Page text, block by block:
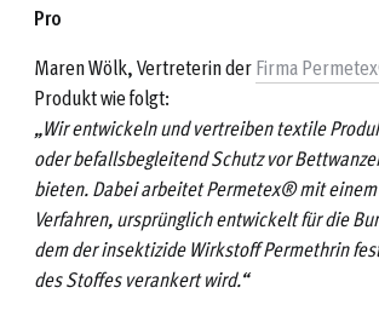
Pro
Maren Wölk, Vertreterin derFirma
Produkt wie folgt:
„Wir entwickeln und vertreiben textile
oder befallsbegleitend Schutz vor
bieten. Dabei arbeitet Permetex® mit
Verfahren, ursprünglich entwickelt für die
dem der insektizide Wirkstoff Permethrin
des Stoffes verankert wird.“